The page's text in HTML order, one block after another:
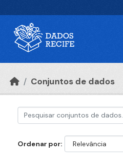
Conjuntos de dados
Ordenar por